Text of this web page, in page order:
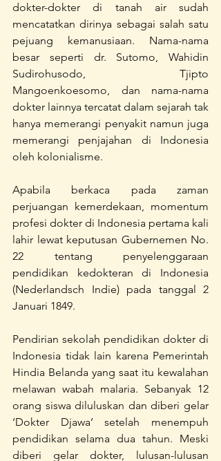
dokter-dokter di tanah air sudah
mencatatkan dirinya sebagai salah satu
pejuang kemanusiaan. Nama-nama
besar seperti dr. Sutomo, Wahidin
Sudirohusodo, Tjipto
Mangoenkoesomo, dan nama-nama
dokter lainnya tercatat dalam sejarah tak
hanya memerangi penyakit namun juga
memerangi penjajahan di Indonesia
oleh kolonialisme.
Apabila berkaca pada zaman
perjuangan kemerdekaan, momentum
profesi dokter di Indonesia pertama kali
lahir lewat keputusan Gubernemen No.
22 tentang penyelenggaraan
pendidikan kedokteran di Indonesia
(Nederlandsch Indie) pada tanggal 2
Januari 1849.
Pendirian sekolah pendidikan dokter di
Indonesia tidak lain karena Pemerintah
Hindia Belanda yang saat itu kewalahan
melawan wabah malaria. Sebanyak 12
orang siswa diluluskan dan diberi gelar
‘Dokter Djawa’ setelah menempuh
pendidikan selama dua tahun. Meski
diberi gelar dokter, lulusan-lulusan